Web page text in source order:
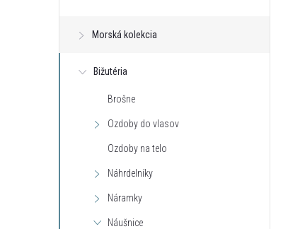
Morská kolekcia
Bižutéria
Brošne
Ozdoby do vlasov
Ozdoby na telo
Náhrdelníky
Náramky
Náušnice